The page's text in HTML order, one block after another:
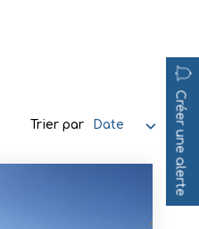
Créer une alerte
Trier par